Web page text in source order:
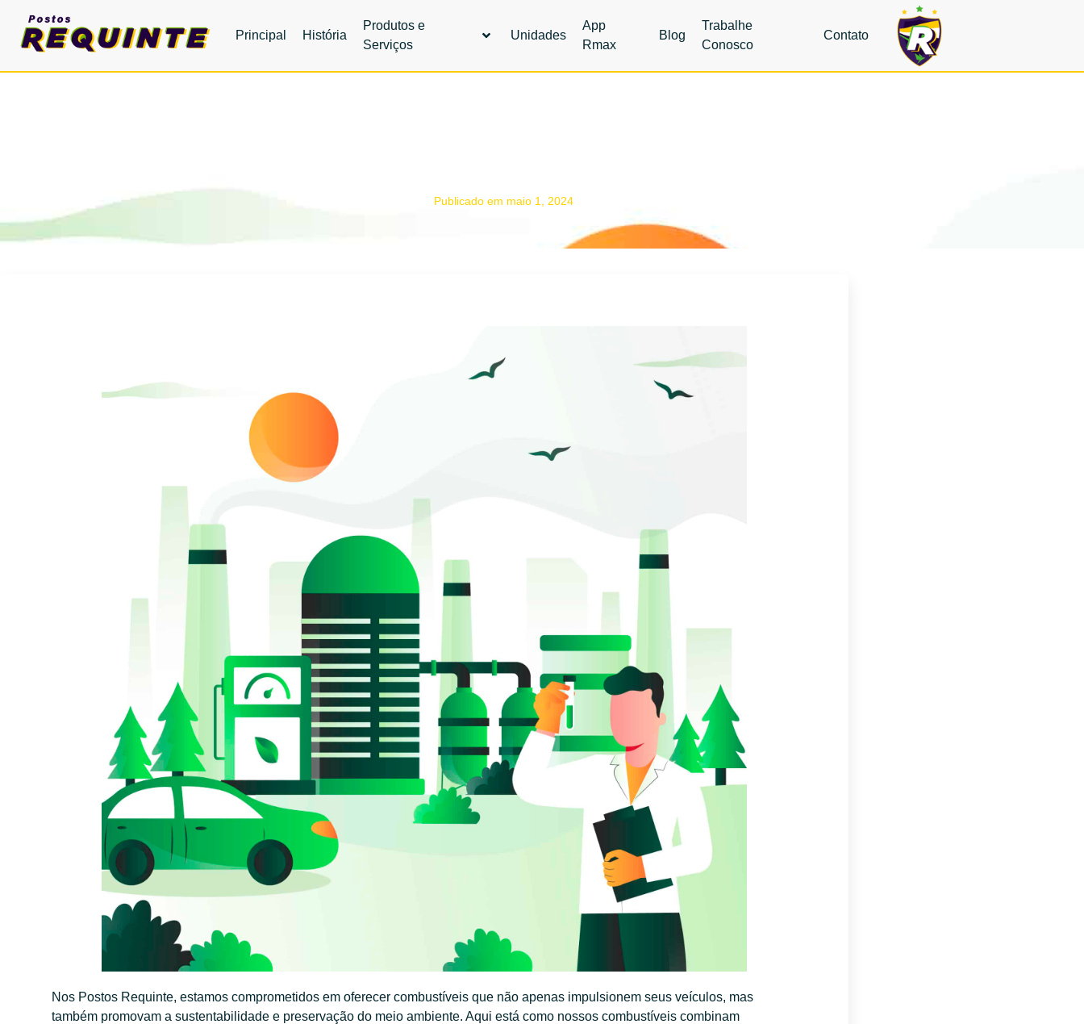
Principal História
Produtos e
Serviços
Unidades
App
Rmax
Blog
Trabalhe
Conosco
Contato
Publicado em maio 1, 2024
Nos Postos Requinte, estamos comprometidos em oferecer combustíveis que não apenas impulsionem seus veículos, mas
também promovam a sustentabilidade e preservação do meio ambiente. Aqui está como nossos combustíveis combinam